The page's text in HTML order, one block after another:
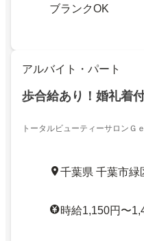
ブランクOK
アルバイト・パート
歩合給あり！婚礼着
トータルビューティーサロンＧ
千葉県 千葉市緑
時給1,150円〜